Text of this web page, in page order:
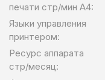
печати стр/мин A4:
Языки управления
принтером:
Ресурс аппарата
стр/месяц: